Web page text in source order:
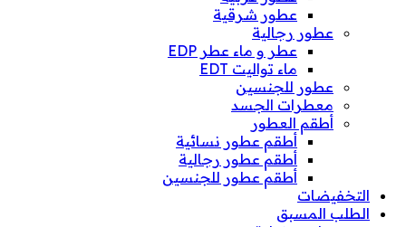
عطور شرقية
عطور رجالية
عطر و ماء عطر EDP
ماء تواليت EDT
عطور للجنسين
معطرات الجسد
أطقم العطور
أطقم عطور نسائية
أطقم عطور رجالية
أطقم عطور للجنسين
التخفيضات
الطلب المسبق